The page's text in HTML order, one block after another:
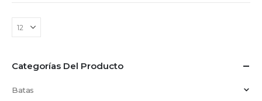
Categorías Del Producto
Batas